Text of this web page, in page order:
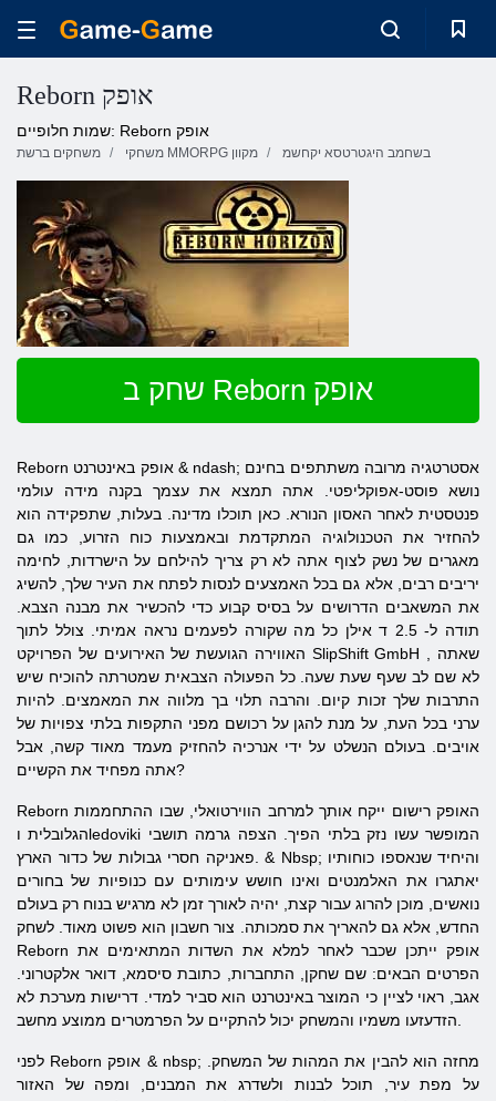
Reborn אופק
שמות חלופיים: Reborn אופק
משחקים ברשת משחקי MMORPG מקוון בשחמב היגטרטסא יקחשמ
שחק ב Reborn אופק
Reborn אופק באינטרנט & ndash; אסטרטגיה מרובה משתתפים בחינם
נושא פוסט-אפוקליפטי. אתה תמצא את עצמך בקנה מידה עולמי
פנטסטית לאחר האסון הנורא. כאן תוכלו מדינה. בעלות, שתפקידה הוא
להחזיר את הטכנולוגיה המתקדמת ובאמצעות כוח הזרוע, כמו גם
מאגרים של נשק לצוף אתה לא רק צריך להילחם על הישרדות, לחימה
יריבים רבים, אלא גם בכל האמצעים לנסות לפתח את העיר שלך, להשיג
את המשאבים הדרושים על בסיס קבוע כדי להכשיר את מבנה הצבא.
תודה ל- 2.5
דאילן כל מה שקורה לפעמים נראה אמיתי. צולל לתוך
SlipShiftGmbH
לא שם לב שעף שעת שעה. כל הפעולה הצבאית שמטרתה להוכיח שיש
התרבות שלך זכות קיום. והרבה תלוי בך מלווה את המאמצים. להיות
ערני בכל העת, על מנת להגן על רכושם מפני התקפות בלתי צפויות של
אויבים. בעולם הנשלט על ידי אנרכיה להחזיק מעמד מאוד קשה, אבל
אתה מפחיד את הקשיים?
Reborn האופקרישום ייקח אותך למרחב הווירטואלי, שבו ההתחממות
הגלובלית וledoviki המופשר עשו נזק בלתי הפיך. הצפה גרמה תושבי
פאניקה חסרי גבולות של כדור הארץ. & Nbsp; והיחיד שנאספו כוחותיו
יאתגרו את האלמנטים ואינו חושש עימותים עם כנופיות של בחורים
נואשים, מוכן להרוג עבור קצת, יהיה לאורך זמן לא מרגיש בנוח רק בעולם
החדש, אלא גם להאריך את סמכותה. צור חשבון הוא פשוט מאוד. לשחק
Reborn
אופק ייתכן שכבר לאחר למלא את השדות המתאימים את
הפרטים הבאים: שם שחקן, התחברות, כתובת סיסמא, דואר אלקטרוני.
אגב, ראוי לציין כי המוצר באינטרנט הוא סביר למדי. דרישות מערכת לא
Reborn
& nbsp; מחזה הוא להבין את המהות של המשחק.
על מפת עיר, תוכל לבנות ולשדרג את המבנים, ומפה של האזור